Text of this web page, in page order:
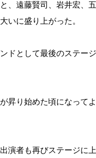
、遠藤賢司、岩井宏、
いに盛り上がった。
ドとして最後のステー
昇り始めた頃になって
演者も再びステージに